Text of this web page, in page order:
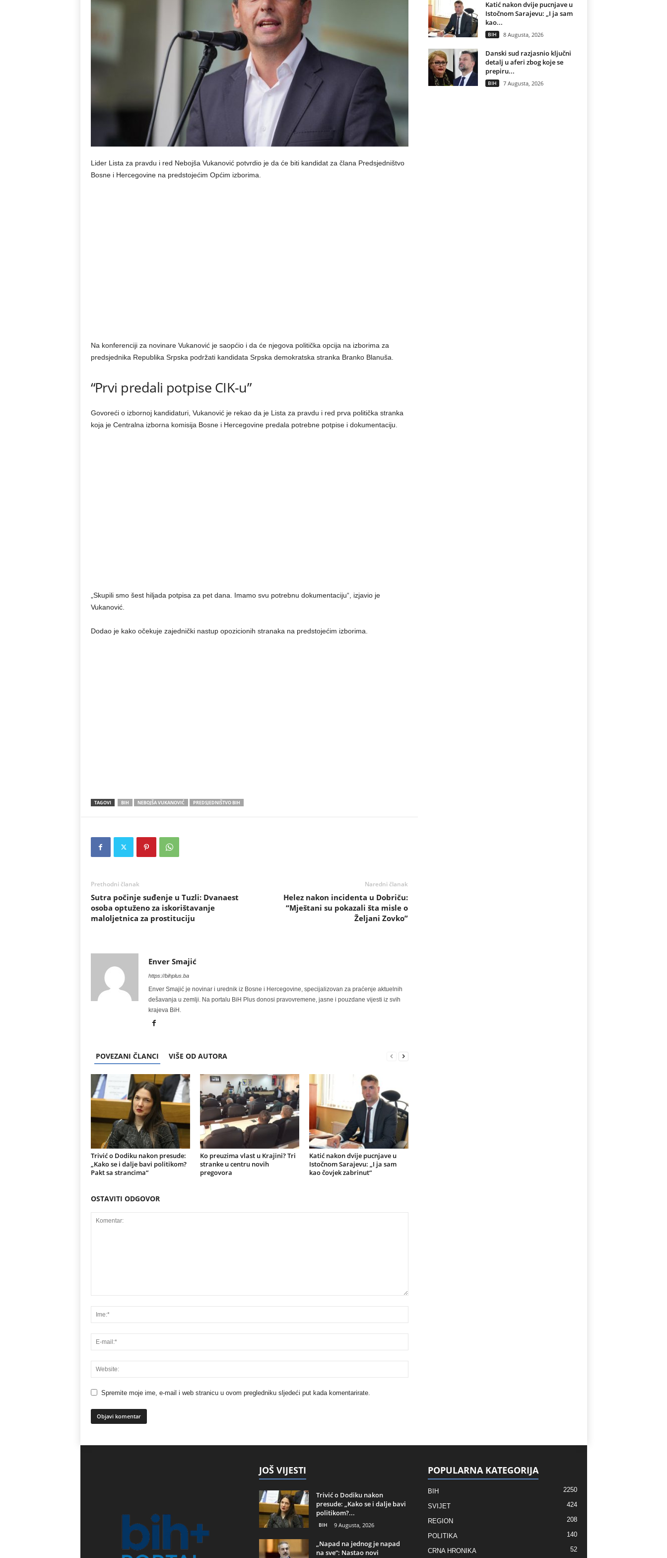
Lider Lista za pravdu i red Nebojša Vukanović potvrdio je da će biti kandidat za člana Predsjedništvo
Bosne i Hercegovine na predstojećim Općim izborima.
Na konferenciji za novinare Vukanović je saopćio i da će njegova politička opcija na izborima za
predsjednika Republika Srpska podržati kandidata Srpska demokratska stranka Branko Blanuša.
“Prvi predali potpise CIK-u”
Govoreći o izbornoj kandidaturi, Vukanović je rekao da je Lista za pravdu i red prva politička stranka
koja je Centralna izborna komisija Bosne i Hercegovine predala potrebne potpise i dokumentaciju.
„Skupili smo šest hiljada potpisa za pet dana. Imamo svu potrebnu dokumentaciju“, izjavio je
Vukanović.
Dodao je kako očekuje zajednički nastup opozicionih stranaka na predstojećim izborima.
TAGOVI BIH NEBOJŠA VUKANOVIĆ PREDSJEDNIŠTVO BIH
Prethodni članak
Sutra počinje suđenje u Tuzli: Dvanaest
osoba optuženo za iskorištavanje
maloljetnica za prostituciju
Naredni članak
Helez nakon incidenta u Dobriču:
“Mještani su pokazali šta misle o
Željani Zovko”
Enver Smajić
https://bihplus.ba
Enver Smajić je novinar i urednik iz Bosne i Hercegovine, specijalizovan za praćenje aktuelnih
dešavanja u zemlji. Na portalu BiH Plus donosi pravovremene, jasne i pouzdane vijesti iz svih
krajeva BiH.
POVEZANI ČLANCI VIŠE OD AUTORA
Trivić o Dodiku nakon presude:
„Kako se i dalje bavi politikom?
Pakt sa strancima“
Ko preuzima vlast u Krajini? Tri
stranke u centru novih
pregovora
Katić nakon dvije pucnjave u
Istočnom Sarajevu: „I ja sam
kao čovjek zabrinut“
OSTAVITI ODGOVOR
Spremite moje ime, e-mail i web stranicu u ovom pregledniku sljedeći put kada komentarirate.
Katić nakon dvije pucnjave u
Istočnom Sarajevu: „I ja sam
kao...
BIH 8 Augusta, 2026
Danski sud razjasnio ključni
detalj u aferi zbog koje se
prepiru...
BIH 7 Augusta, 2026
JOŠ VIJESTI
Trivić o Dodiku nakon
presude: „Kako se i dalje bavi
politikom?...
BIH 9 Augusta, 2026
„Napad na jednog je napad
na sve“: Nastao novi
POPULARNA KATEGORIJA
BIH 2250
SVIJET 424
REGION 208
POLITIKA 140
CRNA HRONIKA 52